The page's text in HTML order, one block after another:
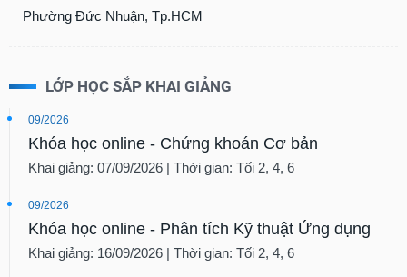
Phường Đức Nhuận, Tp.HCM
LỚP HỌC SẮP KHAI GIẢNG
09/2026
Khóa học online - Chứng khoán Cơ bản
Khai giảng: 07/09/2026 | Thời gian: Tối 2, 4, 6
09/2026
Khóa học online - Phân tích Kỹ thuật Ứng dụng
Khai giảng: 16/09/2026 | Thời gian: Tối 2, 4, 6